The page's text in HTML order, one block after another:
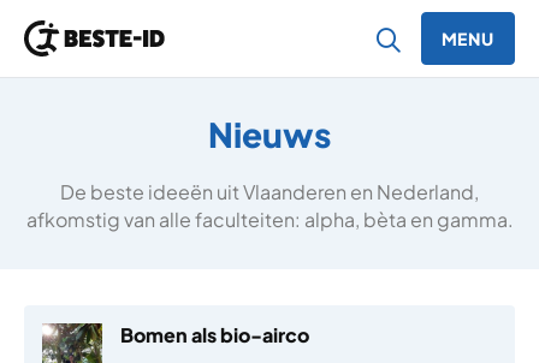
MENU
Nieuws
De beste ideeën uit Vlaanderen en Nederland,
afkomstig van alle faculteiten: alpha, bèta en gamma.
Bomen als bio-airco